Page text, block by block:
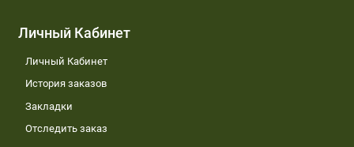
Личный Кабинет
Личный Кабинет
История заказов
Закладки
Отследить заказ